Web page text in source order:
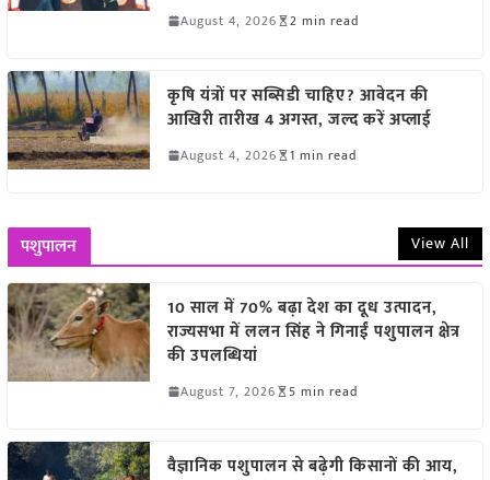
August 4, 2026 2 min read
कृषि यंत्रों पर सब्सिडी चाहिए? आवेदन की
आखिरी तारीख 4 अगस्त, जल्द करें अप्लाई
August 4, 2026 1 min read
पशुपालन View All
10 साल में 70% बढ़ा देश का दूध उत्पादन,
राज्यसभा में ललन सिंह ने गिनाईं पशुपालन क्षेत्र
की उपलब्धियां
August 7, 2026 5 min read
वैज्ञानिक पशुपालन से बढ़ेगी किसानों की आय,